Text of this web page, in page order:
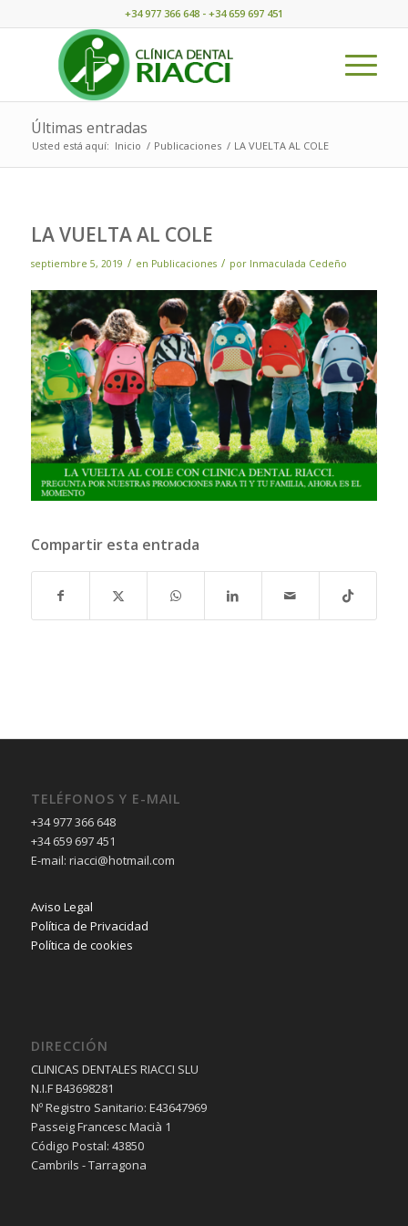
+34 977 366 648 - +34 659 697 451
Últimas entradas
Usted está aquí: Inicio / Publicaciones / LA VUELTA AL COLE
LA VUELTA AL COLE
septiembre 5, 2019 / en Publicaciones / por Inmaculada Cedeño
Compartir esta entrada
TELÉFONOS Y E-MAIL
+34 977 366 648
+34 659 697 451
E-mail: riacci@hotmail.com
Aviso Legal
Política de Privacidad
Política de cookies
DIRECCIÓN
CLINICAS DENTALES RIACCI SLU
N.I.F B43698281
Nº Registro Sanitario: E43647969
Passeig Francesc Macià 1
Código Postal: 43850
Cambrils - Tarragona